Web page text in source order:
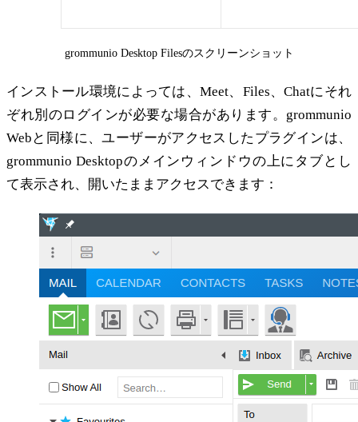
grommunio Desktop Filesのスクリーンショット
インストール環境によっては、Meet、Files、Chatにそれ
ぞれ別のログインが必要な場合があります。grommunio
Webと同様に、ユーザーがアクセスしたプラグインは、
grommunio Desktopのメインウィンドウの上にタブとし
て表示され、開いたままアクセスできます：